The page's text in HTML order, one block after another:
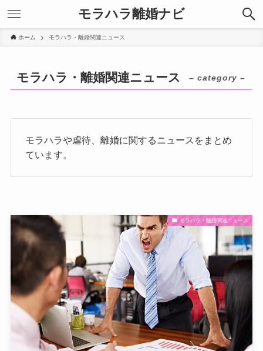
モラハラ離婚ナビ
ホーム モラハラ・離婚関連ニュース
モラハラ・離婚関連ニュース – category –
モラハラや虐待、離婚に関するニュースをまとめ
ています。
モラハラ・離婚関連ニュース